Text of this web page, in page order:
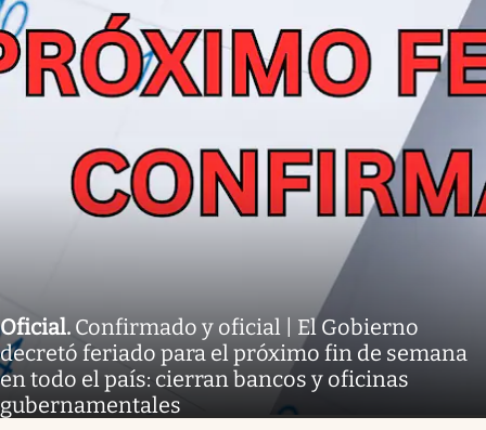
Oficial. Confirmado y oficial | El Gobierno
decretó feriado para el próximo fin de semana
en todo el país: cierran bancos y oficinas
gubernamentales